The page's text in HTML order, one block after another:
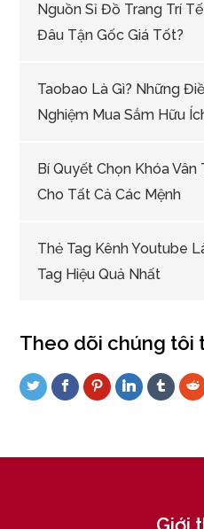
Nguồn Sỉ Đồ Trang Trí
Đâu Tận Gốc Giá Tốt?
Taobao Là Gì? Những
Nghiệm Mua Sắm Hữu
Bí Quyết Chọn Khóa
Cho Tất Cả Các Mệnh
Thẻ Tag Kênh Youtube
Tag Hiệu Quả Nhất
Theo dõi chúng tôi